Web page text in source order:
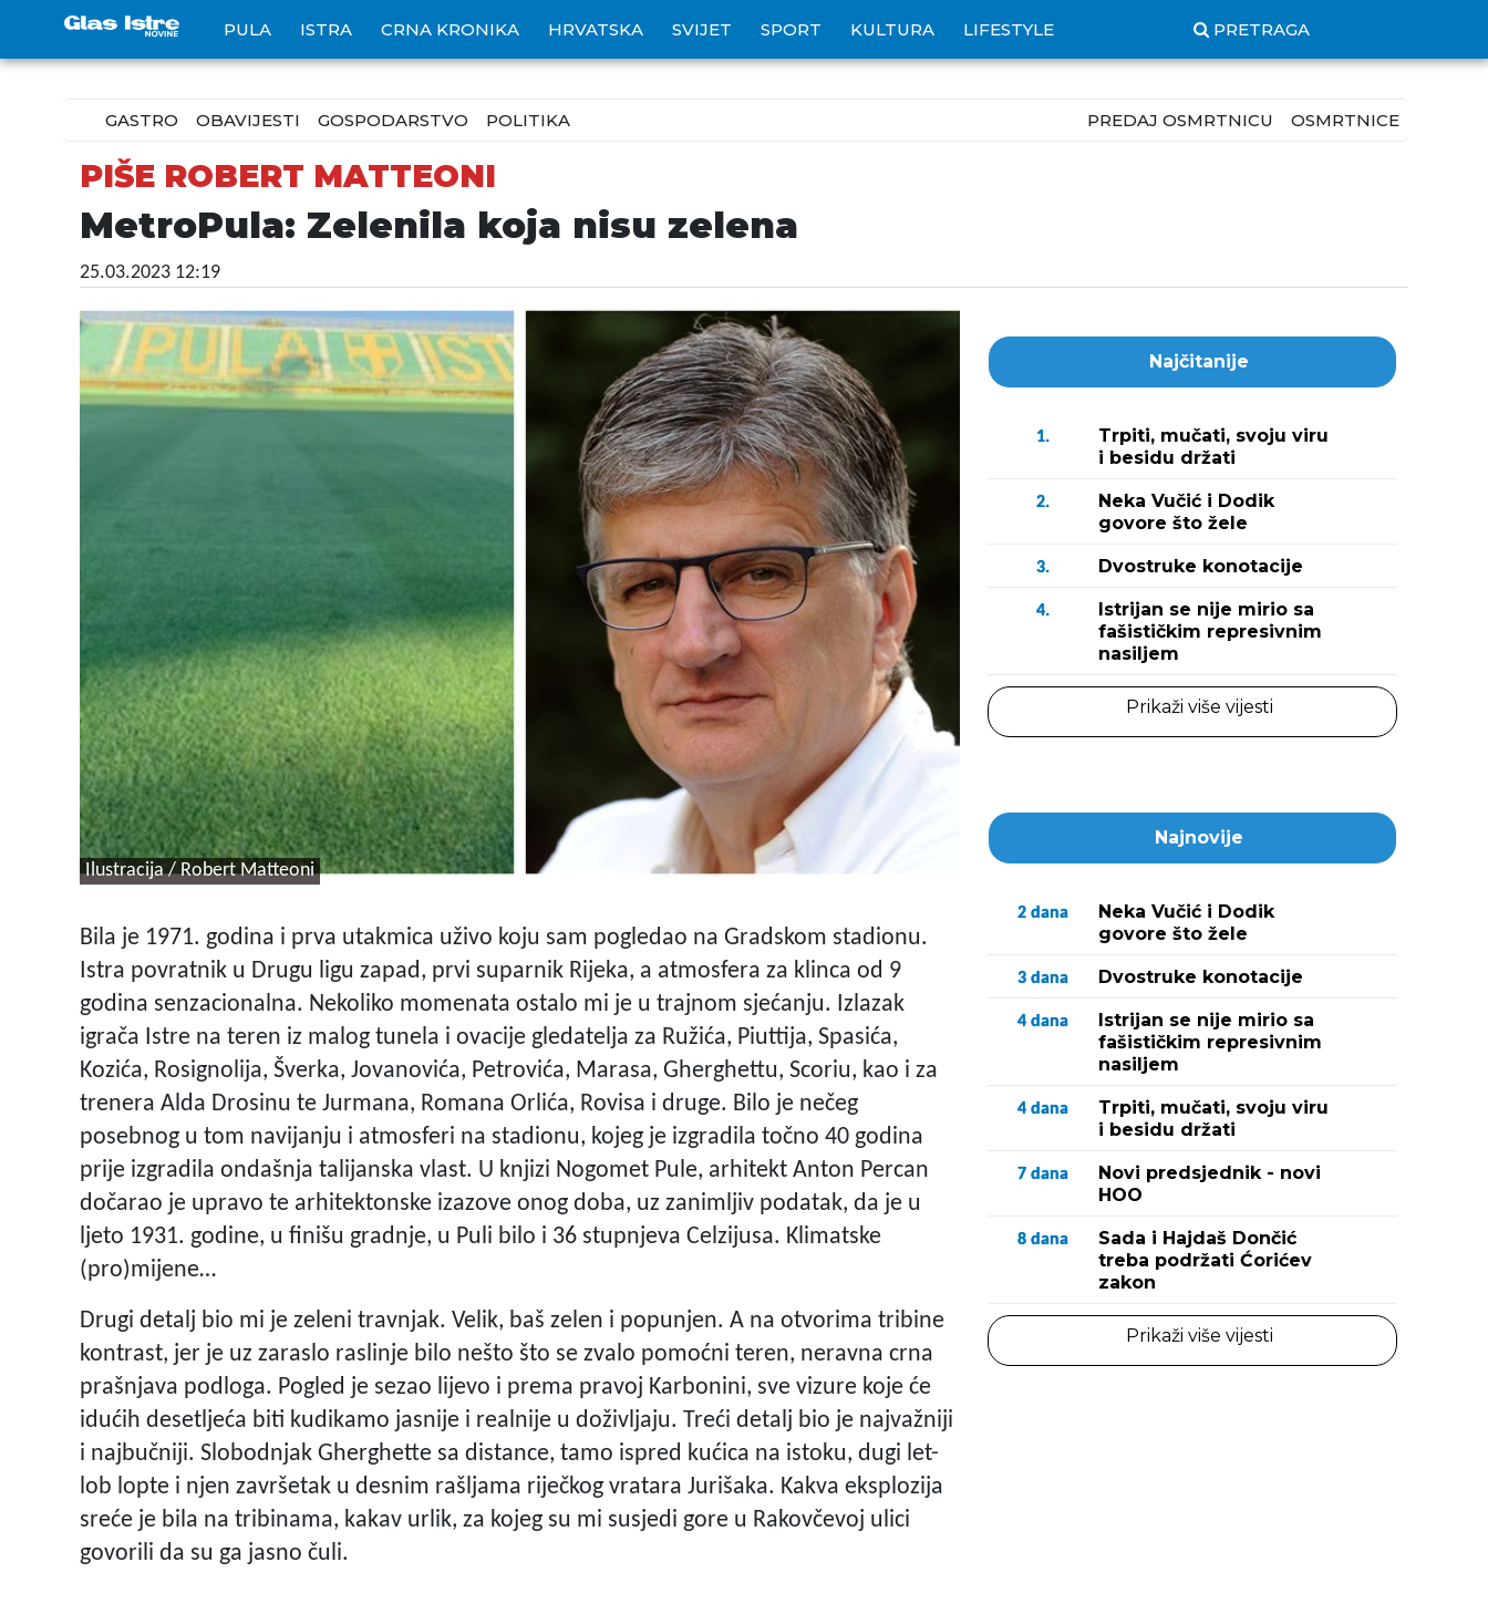
PULA ISTRA CRNA KRONIKA HRVATSKA SVIJET SPORT KULTURA LIFESTYLE PRETRAGA
GASTRO OBAVIJESTI GOSPODARSTVO POLITIKA PREDAJ OSMRTNICU OSMRTNICE
PIŠE ROBERT MATTEONI
MetroPula: Zelenila koja nisu zelena
25.03.2023 12:19
Ilustracija / Robert Matteoni
Bila je 1971. godina i prva utakmica uživo koju sam pogledao na Gradskom stadionu.
Istra povratnik u Drugu ligu zapad, prvi suparnik Rijeka, a atmosfera za klinca od 9
godina senzacionalna. Nekoliko momenata ostalo mi je u trajnom sjećanju. Izlazak
igrača Istre na teren iz malog tunela i ovacije gledatelja za Ružića, Piuttija, Spasića,
Kozića, Rosignolija, Šverka, Jovanovića, Petrovića, Marasa, Gherghettu, Scoriu, kao i za
trenera Alda Drosinu te Jurmana, Romana Orlića, Rovisa i druge. Bilo je nečeg
posebnog u tom navijanju i atmosferi na stadionu, kojeg je izgradila točno 40 godina
prije izgradila ondašnja talijanska vlast. U knjizi Nogomet Pule, arhitekt Anton Percan
dočarao je upravo te arhitektonske izazove onog doba, uz zanimljiv podatak, da je u
ljeto 1931. godine, u finišu gradnje, u Puli bilo i 36 stupnjeva Celzijusa. Klimatske
(pro)mijene…
Drugi detalj bio mi je zeleni travnjak. Velik, baš zelen i popunjen. A na otvorima tribine
kontrast, jer je uz zaraslo raslinje bilo nešto što se zvalo pomoćni teren, neravna crna
prašnjava podloga. Pogled je sezao lijevo i prema pravoj Karbonini, sve vizure koje će
idućih desetljeća biti kudikamo jasnije i realnije u doživljaju. Treći detalj bio je najvažniji
i najbučniji. Slobodnjak Gherghette sa distance, tamo ispred kućica na istoku, dugi let-
lob lopte i njen završetak u desnim rašljama riječkog vratara Jurišaka. Kakva eksplozija
sreće je bila na tribinama, kakav urlik, za kojeg su mi susjedi gore u Rakovčevoj ulici
govorili da su ga jasno čuli.
Najčitanije
1.
Trpiti, mučati, svoju viru
i besidu držati
2.
Neka Vučić i Dodik
govore što žele
3. Dvostruke konotacije
4.
Istrijan se nije mirio sa
fašističkim represivnim
nasiljem
Prikaži više vijesti
Najnovije
2 dana
Neka Vučić i Dodik
govore što žele
3 dana Dvostruke konotacije
4 dana
Istrijan se nije mirio sa
fašističkim represivnim
nasiljem
4 dana
Trpiti, mučati, svoju viru
i besidu držati
7 dana
Novi predsjednik - novi
HOO
8 dana
Sada i Hajdaš Dončić
treba podržati Ćorićev
zakon
Prikaži više vijesti